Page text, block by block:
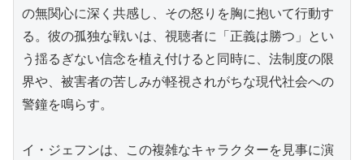
の無関心に深く共感し、その怒りを胸に抱いて行動す
る。彼の孤独な戦いは、視聴者に「正義は勝つ」とい
う揺るぎない信念を植え付けると同時に、法制度の限
界や、被害者の苦しみが軽視されがちな現代社会への
警鐘を鳴らす。
イ・ジェフンは、この複雑なキャラクターを見事に演